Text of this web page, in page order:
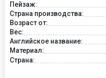
Пейзаж:
Страна производства:
Возраст от:
Вес:
Английское название:
Материал:
Страна: